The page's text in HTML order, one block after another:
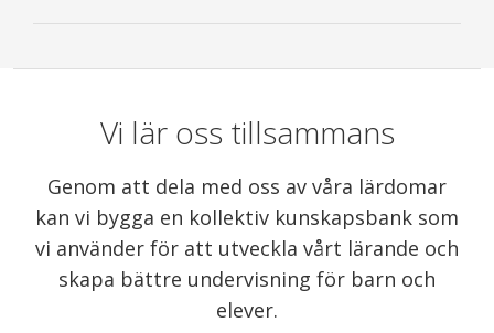
Vi lär oss tillsammans
Genom att dela med oss av våra lärdomar
kan vi bygga en kollektiv kunskapsbank som
vi använder för att utveckla vårt lärande och
skapa bättre undervisning för barn och
elever.